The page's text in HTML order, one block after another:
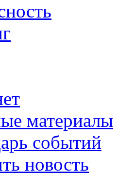
материалы
событий
новость